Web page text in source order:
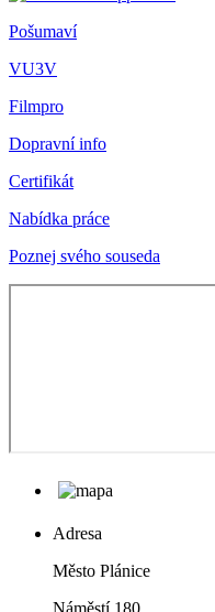
Pošumaví
VU3V
Filmpro
Dopravní info
Certifikát
Nabídka práce
Poznej svého souseda
Adresa
Město Plánice
Náměstí 180